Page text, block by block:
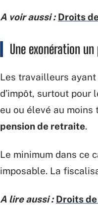
A voir aussi : Droits
Une exonération
Les travailleurs
d’impôt, surtout
eu ou élevé au moins
pension de retraite.
Le minimum dans ce
imposable. La
A lire aussi : Droits